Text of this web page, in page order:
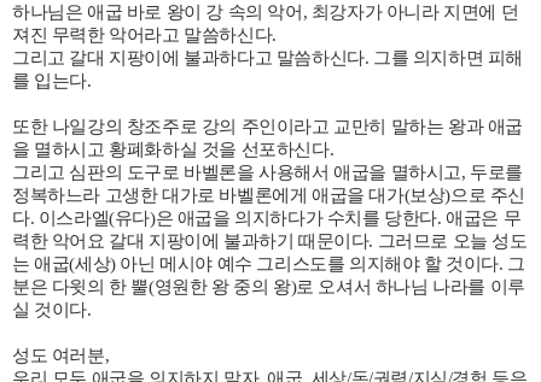
하나님은 애굽 바로 왕이 강 속의 악어 , 최강자가 아니라 지면에 던
져진 무력한 악어라고 말씀하신다.
그리고 갈대 지팡이에 불과하다고 말씀하신다. 그를 의지하면 피해
를 입는다.
또한 나일강의 창조주로 강의 주인이라고 교만히 말하는 왕과 애굽
을 멸하시고 황폐화하실 것을 선포하신다.
그리고 심판의 도구로 바벨론을 사용해서 애굽을 멸하시고, 두로를
정복하느라 고생한 대가로 바벨론에게 애굽을 대가(보상)으로 주신
다. 이스라엘(유다)은 애굽을 의지하다가 수치를 당한다. 애굽은 무
력한 악어요 갈대 지팡이에 불과하기 때문이다. 그러므로 오늘 성도
는 애굽(세상) 아닌 메시야 예수 그리스도를 의지해야 할 것이다. 그
분은 다윗의 한 뿔(영원한 왕 중의 왕)로 오셔서 하나님 나라를 이루
실 것이다.
성도 여러분,